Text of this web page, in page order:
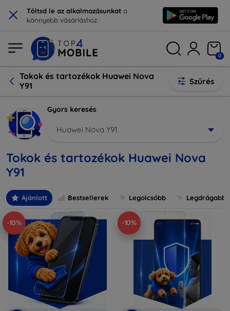
× Töltsd le az alkalmazásunkat a
könnyebb vásárláshoz.
0
Tokok és tartozékok Huawei Nova
Y91
Szűrés
Gyors keresés
Huawei Nova Y91
Tokok és tartozékok Huawei Nova
Y91
Ajánlott Bestsellerek Legolcsóbb Legdrágabb
-10% -10%